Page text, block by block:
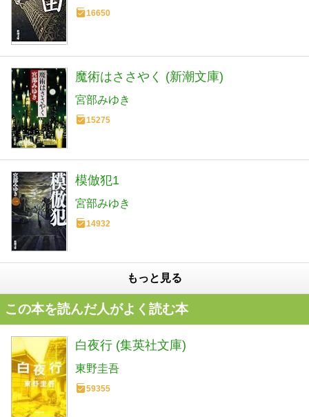
16650
魔術はささやく (新潮文庫)
宮部みゆき
15275
模倣犯1
宮部みゆき
14932
もっと見る
この本を読んだ人がよく読む本
白夜行 (集英社文庫)
東野圭吾
59355